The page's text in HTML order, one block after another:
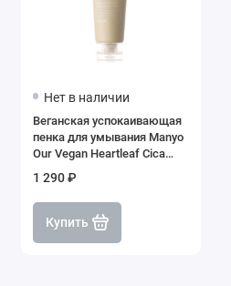
Нет в наличии
Веганская успокаивающая
пенка для умывания Manyo
Our Vegan Heartleaf Cica
1 290 ₽
Купить